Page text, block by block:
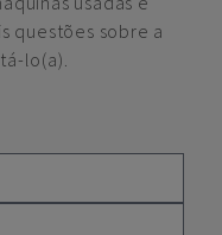
questões sobre a
lo(a).